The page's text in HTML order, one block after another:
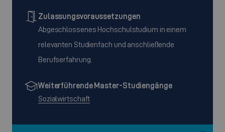
Zulassungsvoraussetzungen
Abgeschlossenes Hochschulstudium in einem
relevanten Studienfach und anschließende
Berufserfahrung.
Weiterführende Master-Studiengänge
Sozialwirtschaft